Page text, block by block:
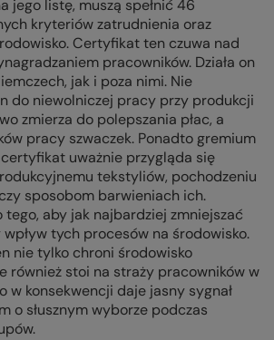
jego listę, muszą spełnić 46
kryteriów zatrudnienia oraz
Certyfikat ten czuwa nad
pracowników. Działa on
jak i poza nimi. Nie
do niewolniczej pracy przy produkcji
zmierza do polepszania płac, a
pracy szwaczek. Ponadto gremium
uważnie przygląda się
tekstyliów, pochodzeniu
sposobom barwieniach ich.
tego, aby jak najbardziej zmniejszać
tych procesów na środowisko.
nie tylko chroni środowisko
również stoi na straży pracowników w
w konsekwencji daje jasny sygnał
o słusznym wyborze podczas